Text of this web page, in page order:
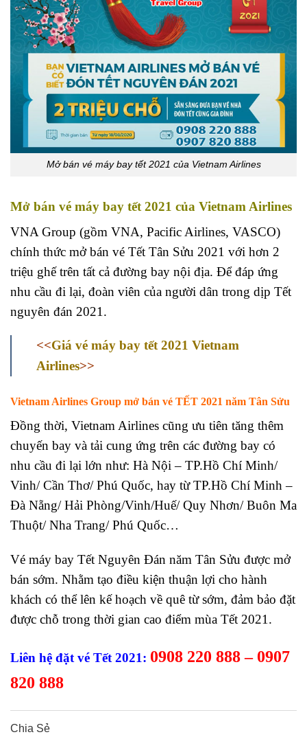
Mở bán vé máy bay tết 2021 của Vietnam Airlines
Mở bán vé máy bay tết 2021 của Vietnam Airlines
VNA Group (gồm VNA, Pacific Airlines, VASCO)
chính thức mở bán vé Tết Tân Sửu 2021 với hơn 2
triệu ghế trên tất cả đường bay nội địa. Để đáp ứng
nhu cầu đi lại, đoàn viên của người dân trong dịp Tết
nguyên đán 2021.
<<Giá vé máy bay tết 2021 Vietnam
Airlines>>
Vietnam Airlines Group mở bán vé TẾT 2021 năm Tân Sửu
Đồng thời, Vietnam Airlines cũng ưu tiên tăng thêm
chuyến bay và tải cung ứng trên các đường bay có
nhu cầu đi lại lớn như: Hà Nội – TP.Hồ Chí Minh/
Vinh/ Cần Thơ/ Phú Quốc, hay từ TP.Hồ Chí Minh –
Đà Nẵng/ Hải Phòng/Vinh/Huế/ Quy Nhơn/ Buôn Ma
Thuột/ Nha Trang/ Phú Quốc…
Vé máy bay Tết Nguyên Đán năm Tân Sửu được mở
bán sớm. Nhằm tạo điều kiện thuận lợi cho hành
khách có thể lên kế hoạch về quê từ sớm, đảm bảo đặt
được chỗ trong thời gian cao điểm mùa Tết 2021.
Liên hệ đặt vé Tết 2021: 0908 220 888 – 0907
820 888
Chia Sẻ